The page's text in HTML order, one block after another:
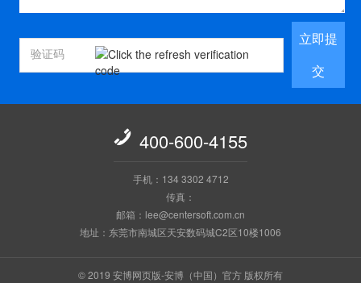
立即提
交
 400-600-4155
手机：134 3302 4712
传真：
邮箱：lee@centersoft.com.cn
地址：东莞市南城区天安数码城C2区10楼1006
© 2019 安博网页版-安博（中国）官方 版权所有